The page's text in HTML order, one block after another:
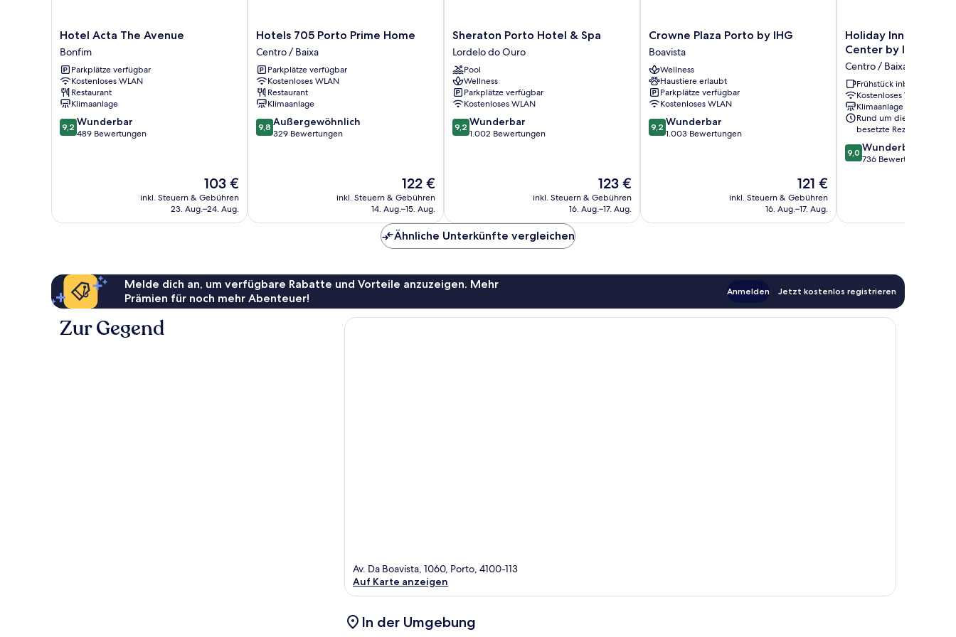
Hotel
Acta
The
Avenue
Bonfim
Hotel Acta The Avenue
Bonfim
Parkplätze verfügbar
Kostenloses WLAN
Restaurant
Klimaanlage
9.2
von
9,2 Wunderbar
489 Bewertungen
Der
Preis
beträgt
103 €
inkl. Steuern & Gebühren
23. Aug.–24. Aug.
Hotels
705
Porto
Prime
Home
Centro
/
Baixa
Hotels 705 Porto Prime Home
Centro / Baixa
Parkplätze verfügbar
Kostenloses WLAN
Restaurant
Klimaanlage
9.8
von
9,8 Außergewöhnlich
329 Bewertungen
Der
Preis
beträgt
122 €
inkl. Steuern & Gebühren
14. Aug.–15. Aug.
Sheraton
Porto
Hotel
&
Spa
Lordelo
do
Ouro
Sheraton Porto Hotel & Spa
Lordelo do Ouro
Pool
Wellness
Parkplätze verfügbar
Kostenloses WLAN
9.2
von
9,2 Wunderbar
1.002 Bewertungen
Der
Preis
beträgt
123 €
inkl. Steuern & Gebühren
16. Aug.–17. Aug.
Crowne
Plaza
Porto
by
IHG
Boavista
Crowne Plaza Porto by IHG
Boavista
Wellness
Haustiere erlaubt
Parkplätze verfügbar
Kostenloses WLAN
9.2
von
9,2 Wunderbar
1.003 Bewertungen
Der
Preis
beträgt
121 €
inkl. Steuern & Gebühren
16. Aug.–17. Aug.
Holiday
Inn
Porto
City
Center
by
IHG
Centro
/
Baixa
Holiday Inn Express
Center by IHG
Centro / Baixa
Frühstück inbegriffen
Kostenloses WLAN
Klimaanlage
Rund um die Uhr
besetzte Rezeption
9.0
von
9,0 Wunderbar
736 Bewertungen
Ähnliche Unterkünfte vergleichen
Melde dich an, um verfügbare Rabatte und Vorteile anzuzeigen. Mehr
Prämien für noch mehr Abenteuer!
Anmelden Jetzt kostenlos registrieren
Zur Gegend
Av. Da Boavista, 1060, Porto, 4100-113
Auf Karte anzeigen
In der Umgebung